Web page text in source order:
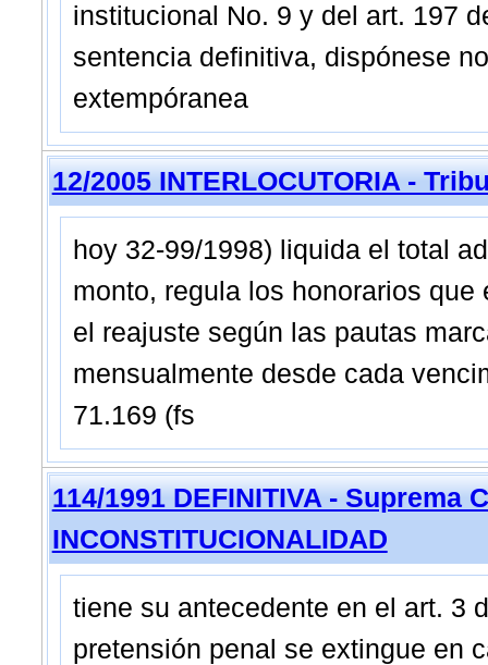
institucional No. 9 y del art. 197
sentencia definitiva, dispónese
extempóranea
12/2005 INTERLOCUTORIA -
hoy 32-99/1998) liquida el total
monto, regula los honorarios
el reajuste según las pautas
mensualmente desde cada
71.169 (fs
114/1991 DEFINITIVA - Suprema
INCONSTITUCIONALIDAD
tiene su antecedente en el art. 3
pretensión penal se extingue en